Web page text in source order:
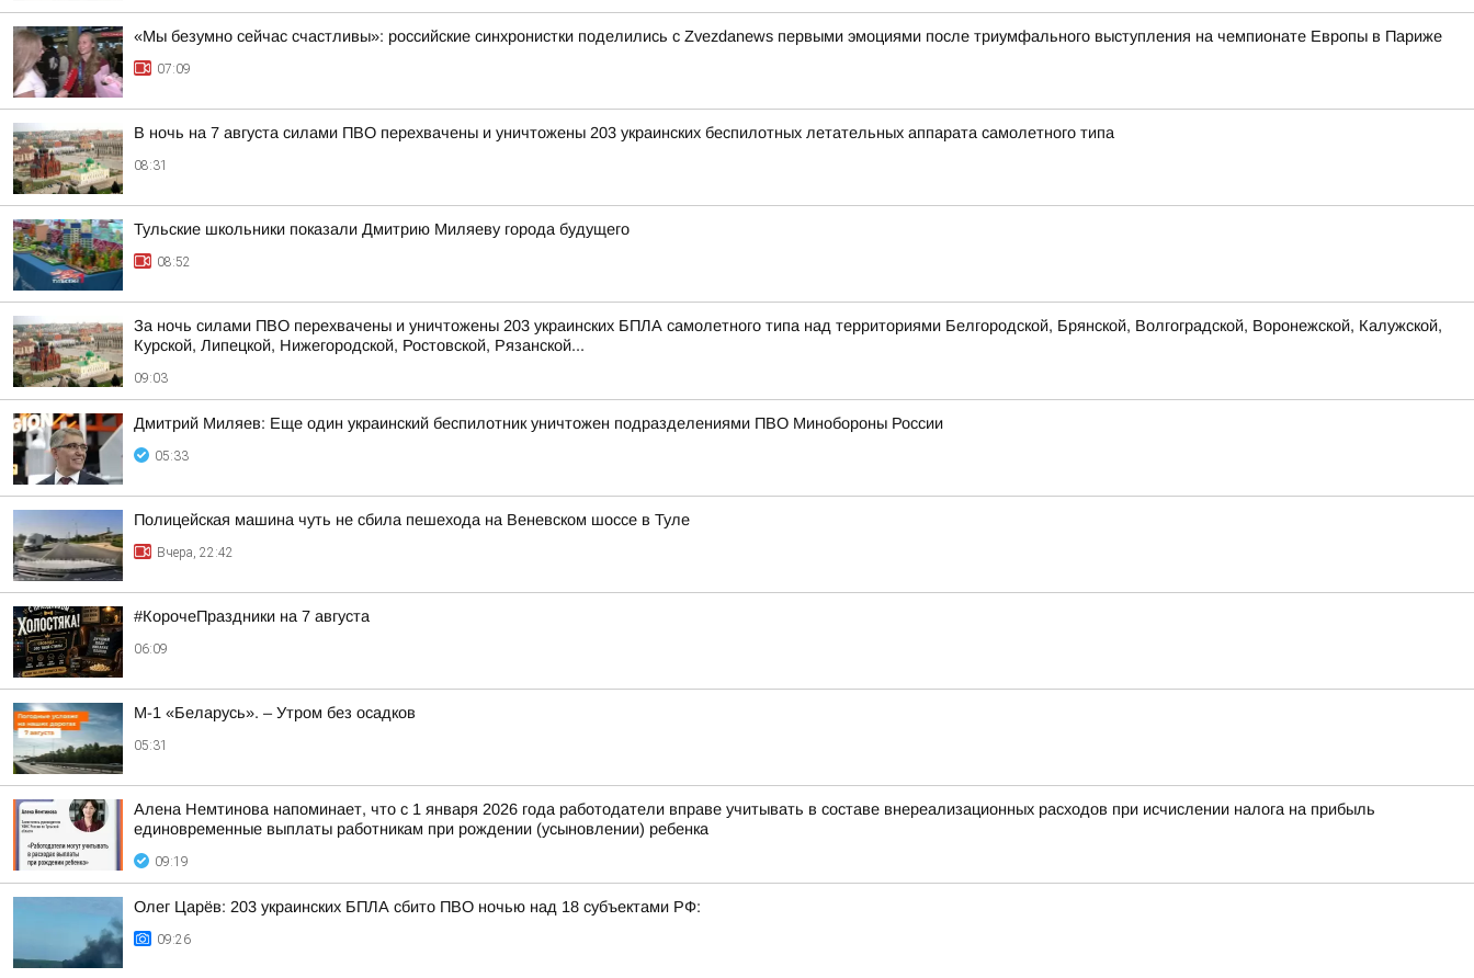
«Мы безумно сейчас счастливы»: российские синхронистки поделились с Zvezdanews первыми эмоциями после триумфального выступления на чемпионате Европы в Париже
07:09
В ночь на 7 августа силами ПВО перехвачены и уничтожены 203 украинских беспилотных летательных аппарата самолетного типа
08:31
Тульские школьники показали Дмитрию Миляеву города будущего
08:52
За ночь силами ПВО перехвачены и уничтожены 203 украинских БПЛА самолетного типа над территориями Белгородской, Брянской, Волгоградской, Воронежской, Калужской,
Курской, Липецкой, Нижегородской, Ростовской, Рязанской...
09:03
Дмитрий Миляев: Еще один украинский беспилотник уничтожен подразделениями ПВО Минобороны России
05:33
Полицейская машина чуть не сбила пешехода на Веневском шоссе в Туле
Вчера, 22:42
#КорочеПраздники на 7 августа
06:09
М-1 «Беларусь». – Утром без осадков
05:31
Алена Немтинова напоминает, что с 1 января 2026 года работодатели вправе учитывать в составе внереализационных расходов при исчислении налога на прибыль
единовременные выплаты работникам при рождении (усыновлении) ребенка
09:19
Олег Царёв: 203 украинских БПЛА сбито ПВО ночью над 18 субъектами РФ:
09:26